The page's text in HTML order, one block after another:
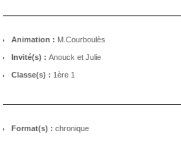
Animation : M.Courboulès
Invité(s) : Anouck et Julie
Classe(s) : 1ère 1
Format(s) : chronique